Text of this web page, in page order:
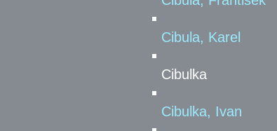
Cibula, Karel
Cibulka
Cibulka, Ivan